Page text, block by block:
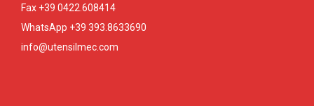
Fax +39 0422.608414
WhatsApp +39 393.8633690
info@utensilmec.com